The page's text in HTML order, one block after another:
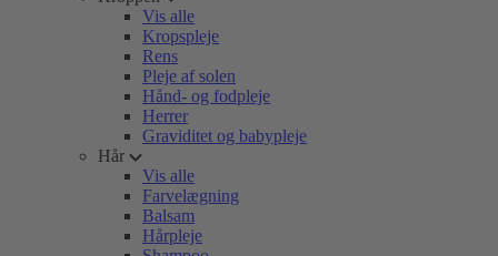
Vis alle
Kropspleje
Rens
Pleje af solen
Hånd- og fodpleje
Herrer
Graviditet og babypleje
Hår
Vis alle
Farvelægning
Balsam
Hårpleje